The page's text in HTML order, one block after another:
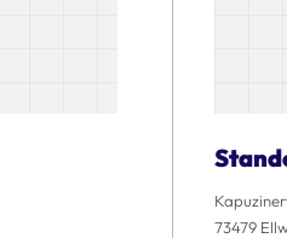
73479